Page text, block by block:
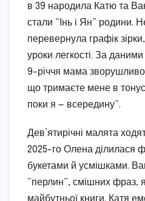
в 39 народила Катю та
стали “Інь і Ян” родини.
перевернула графік
уроки легкості. За
9-річчя мама
що тримаєте мене в
поки я — всередину”.
Дев’ятирічні малята
2025-го Олена ділилася
букетами й усмішками.
“перлин”, смішних фраз,
майбутньої книги. Катя